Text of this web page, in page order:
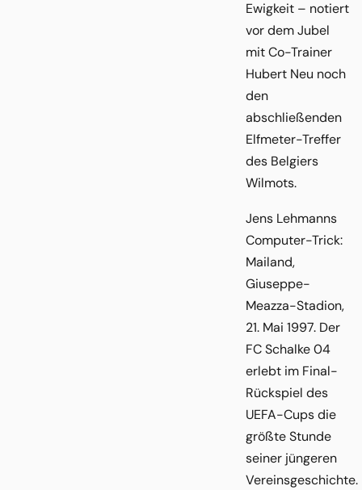
Ewigkeit – notiert
vor dem Jubel
mit Co-Trainer
Hubert Neu noch
den
abschließenden
Elfmeter-Treffer
des Belgiers
Wilmots.
Jens Lehmanns
Computer-Trick:
Mailand,
Giuseppe-
Meazza-Stadion,
21. Mai 1997. Der
FC Schalke 04
erlebt im Final-
Rückspiel des
UEFA-Cups die
größte Stunde
seiner jüngeren
Vereinsgeschichte.